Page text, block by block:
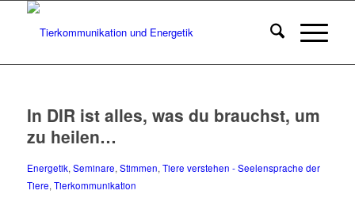
In DIR ist alles, was du brauchst, um
zu heilen…
Energetik, Seminare, Stimmen, Tiere verstehen - Seelensprache der
Tiere, Tierkommunikation